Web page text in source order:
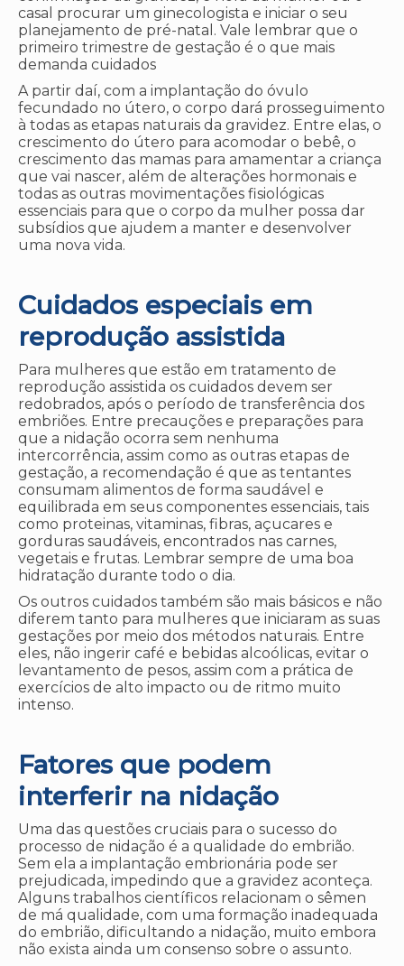
casal procurar um ginecologista e iniciar o seu
planejamento de pré-natal. Vale lembrar que o
primeiro trimestre de gestação é o que mais
demanda cuidados
A partir daí, com a implantação do óvulo
fecundado no útero, o corpo dará prosseguimento
à todas as etapas naturais da gravidez. Entre elas, o
crescimento do útero para acomodar o bebê, o
crescimento das mamas para amamentar a criança
que vai nascer, além de alterações hormonais e
todas as outras movimentações fisiológicas
essenciais para que o corpo da mulher possa dar
subsídios que ajudem a manter e desenvolver
uma nova vida.
Cuidados especiais em
reprodução assistida
Para mulheres que estão em tratamento de
reprodução assistida os cuidados devem ser
redobrados, após o período de transferência dos
embriões. Entre precauções e preparações para
que a nidação ocorra sem nenhuma
intercorrência, assim como as outras etapas de
gestação, a recomendação é que as tentantes
consumam alimentos de forma saudável e
equilibrada em seus componentes essenciais, tais
como proteinas, vitaminas, fibras, açucares e
gorduras saudáveis, encontrados nas carnes,
vegetais e frutas. Lembrar sempre de uma boa
hidratação durante todo o dia.
Os outros cuidados também são mais básicos e não
diferem tanto para mulheres que iniciaram as suas
gestações por meio dos métodos naturais. Entre
eles, não ingerir café e bebidas alcoólicas, evitar o
levantamento de pesos, assim com a prática de
exercícios de alto impacto ou de ritmo muito
intenso.
Fatores que podem
interferir na nidação
Uma das questões cruciais para o sucesso do
processo de nidação é a qualidade do embrião.
Sem ela a implantação embrionária pode ser
prejudicada, impedindo que a gravidez aconteça.
Alguns trabalhos científicos relacionam o sêmen
de má qualidade, com uma formação inadequada
do embrião, dificultando a nidação, muito embora
não exista ainda um consenso sobre o assunto.